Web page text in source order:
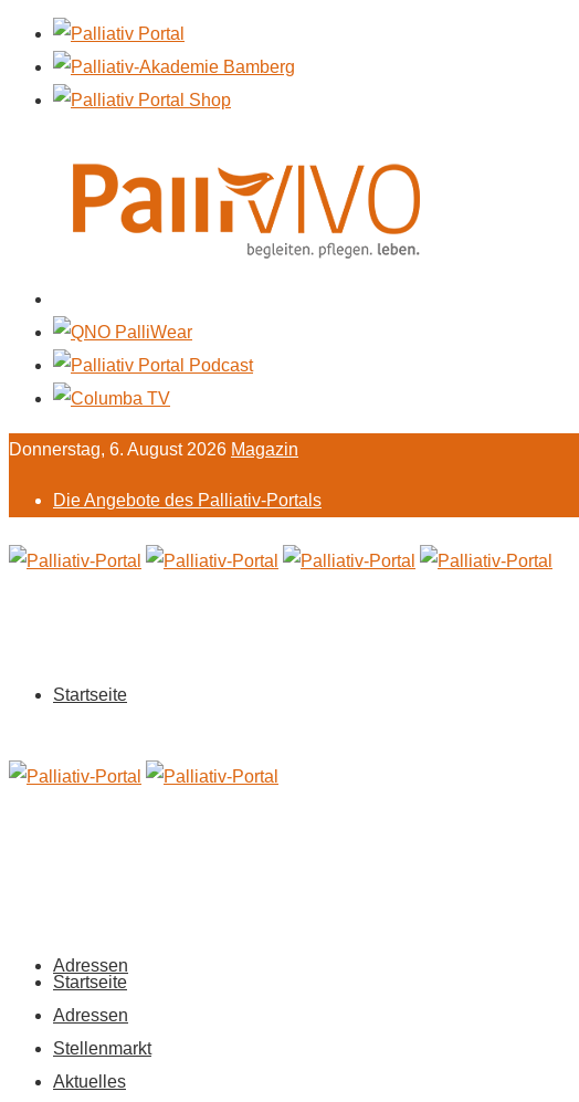
Donnerstag, 6. August 2026 Magazin
Die Angebote des Palliativ-Portals
Startseite
Adressen
Startseite
Adressen
Stellenmarkt
Aktuelles